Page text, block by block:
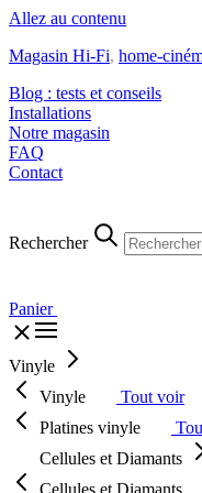
Allez au contenu
Magasin Hi-Fi, home-
Blog : tests et conseils
Installations
Notre magasin
FAQ
Contact
Rechercher
Panier
Vinyle
Vinyle
Tout voir
Platines vinyle
Cellules et Diamants
Cellules et Diamants